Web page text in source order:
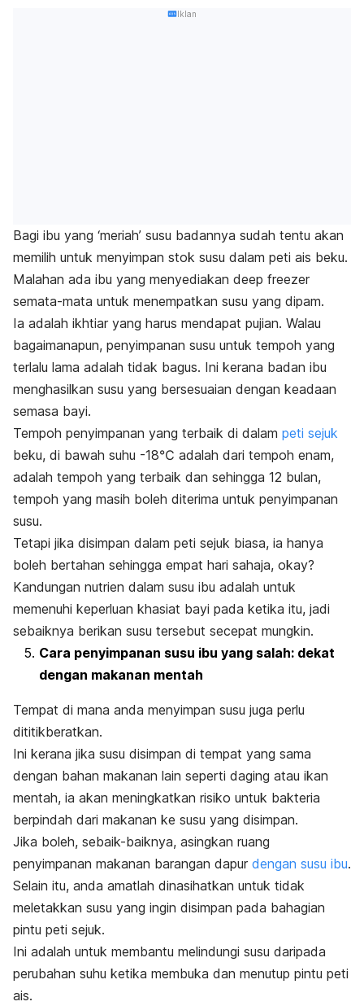
Iklan
Bagi ibu yang ‘meriah’ susu badannya sudah tentu akan
memilih untuk menyimpan stok susu dalam peti ais beku.
Malahan ada ibu yang menyediakan deep freezer
semata-mata untuk menempatkan susu yang dipam.
Ia adalah ikhtiar yang harus mendapat pujian. Walau
bagaimanapun, penyimpanan susu untuk tempoh yang
terlalu lama adalah tidak bagus. Ini kerana badan ibu
menghasilkan susu yang bersesuaian dengan keadaan
semasa bayi.
Tempoh penyimpanan yang terbaik di dalam peti sejuk
beku, di bawah suhu -18℃ adalah dari tempoh enam,
adalah tempoh yang terbaik dan sehingga 12 bulan,
tempoh yang masih boleh diterima untuk penyimpanan
susu.
Tetapi jika disimpan dalam peti sejuk biasa, ia hanya
boleh bertahan sehingga empat hari sahaja, okay?
Kandungan nutrien dalam susu ibu adalah untuk
memenuhi keperluan khasiat bayi pada ketika itu, jadi
sebaiknya berikan susu tersebut secepat mungkin.
Cara penyimpanan susu ibu yang salah: dekat
dengan makanan mentah
Tempat di mana anda menyimpan susu juga perlu
dititikberatkan.
Ini kerana jika susu disimpan di tempat yang sama
dengan bahan makanan lain seperti daging atau ikan
mentah, ia akan meningkatkan risiko untuk bakteria
berpindah dari makanan ke susu yang disimpan.
Jika boleh, sebaik-baiknya, asingkan ruang
penyimpanan makanan barangan dapur dengan susu ibu.
Selain itu, anda amatlah dinasihatkan untuk tidak
meletakkan susu yang ingin disimpan pada bahagian
pintu peti sejuk.
Ini adalah untuk membantu melindungi susu daripada
perubahan suhu ketika membuka dan menutup pintu peti
ais.